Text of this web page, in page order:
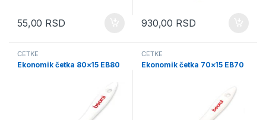
55,00 RSD 930,00 RSD
ČETKE
Ekonomik četka 80×15 EB80
ČETKE
Ekonomik četka 70×15 EB70